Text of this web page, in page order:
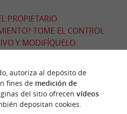
PROPIETARIO
TOME EL CONTROL
Y MODIFÍQUELO
ALREDEDOR
autoriza al depósito de
fines de medición de
del sitio ofrecen vídeos
depositan cookies.